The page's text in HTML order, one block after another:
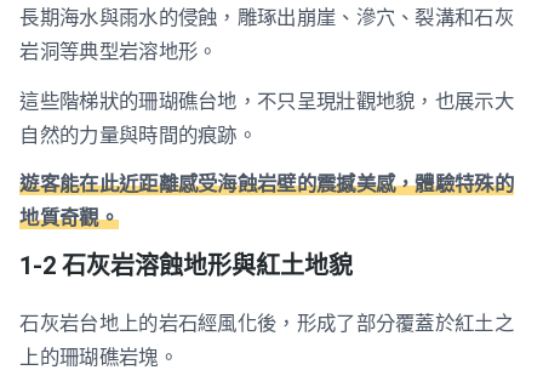
長期海水與雨水的侵蝕，雕琢出崩崖、滲穴、裂溝和石灰
岩洞等典型岩溶地形。
這些階梯狀的珊瑚礁台地，不只呈現壯觀地貌，也展示大
自然的力量與時間的痕跡。
遊客能在此近距離感受海蝕岩壁的震撼美感，體驗特殊的
地質奇觀。
1-2 石灰岩溶蝕地形與紅土地貌
石灰岩台地上的岩石經風化後，形成了部分覆蓋於紅土之
上的珊瑚礁岩塊。